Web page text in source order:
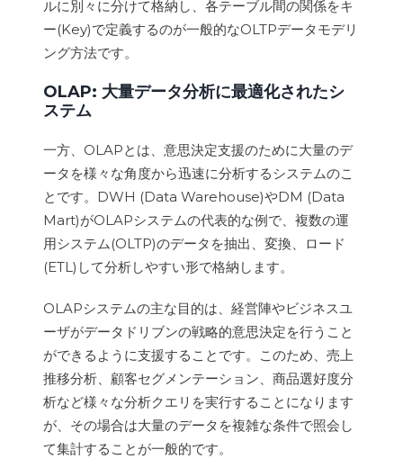
ルに別々に分けて格納し、各テーブル間の関係をキ
ー(Key)で定義するのが一般的なOLTPデータモデリ
ング方法です。
OLAP: 大量データ分析に最適化されたシ
ステム
一方、OLAPとは、意思決定支援のために大量のデ
ータを様々な角度から迅速に分析するシステムのこ
とです。DWH (Data Warehouse)やDM (Data
Mart)がOLAPシステムの代表的な例で、複数の運
用システム(OLTP)のデータを抽出、変換、ロード
(ETL)して分析しやすい形で格納します。
OLAPシステムの主な目的は、経営陣やビジネスユ
ーザがデータドリブンの戦略的意思決定を行うこと
ができるように支援することです。このため、売上
推移分析、顧客セグメンテーション、商品選好度分
析など様々な分析クエリを実行することになります
が、その場合は大量のデータを複雑な条件で照会し
て集計することが一般的です。